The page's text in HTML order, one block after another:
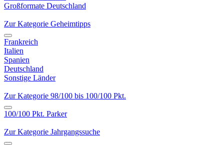
Großformate Deutschland
Zur Kategorie Geheimtipps
Frankreich
Italien
Spanien
Deutschland
Sonstige Länder
Zur Kategorie 98/100 bis 100/100 Pkt.
100/100 Pkt. Parker
Zur Kategorie Jahrgangssuche